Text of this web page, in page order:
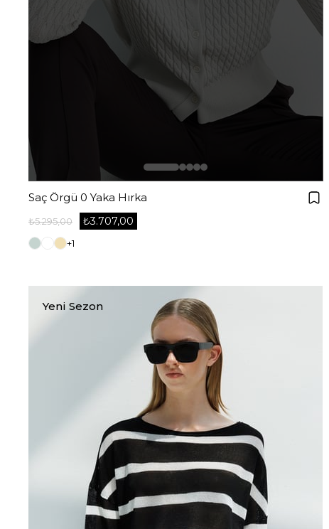
Saç Örgü 0 Yaka Hırka
₺3.707,00
₺5.295,00
+1
Yeni Sezon